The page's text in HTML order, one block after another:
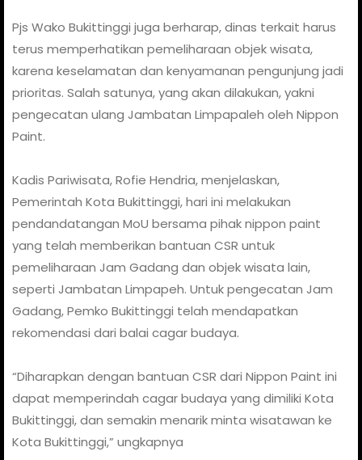
Pjs Wako Bukittinggi juga berharap, dinas terkait harus
terus memperhatikan pemeliharaan objek wisata,
karena keselamatan dan kenyamanan pengunjung jadi
prioritas. Salah satunya, yang akan dilakukan, yakni
pengecatan ulang Jambatan Limpapaleh oleh Nippon
Paint.
Kadis Pariwisata, Rofie Hendria, menjelaskan,
Pemerintah Kota Bukittinggi, hari ini melakukan
pendandatangan MoU bersama pihak nippon paint
yang telah memberikan bantuan CSR untuk
pemeliharaan Jam Gadang dan objek wisata lain,
seperti Jambatan Limpapeh. Untuk pengecatan Jam
Gadang, Pemko Bukittinggi telah mendapatkan
rekomendasi dari balai cagar budaya.
“Diharapkan dengan bantuan CSR dari Nippon Paint ini
dapat memperindah cagar budaya yang dimiliki Kota
Bukittinggi, dan semakin menarik minta wisatawan ke
Kota Bukittinggi,” ungkapnya